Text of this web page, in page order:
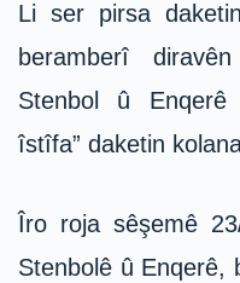
Li ser pirsa
beramberî
Stenbol û Enqerê
îstîfa” daketin
Îro roja sêşemê
Stenbolê û Enqerê,